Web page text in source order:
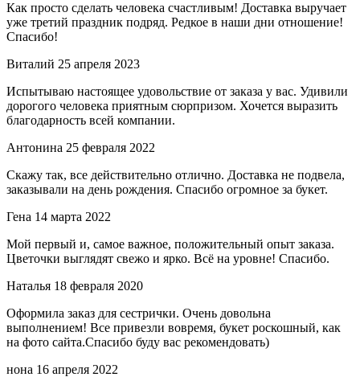
Как просто сделать человека счастливым! Доставка выручает
уже третий праздник подряд. Редкое в наши дни отношение!
Спасибо!
Виталий 25 апреля 2023
Испытываю настоящее удовольствие от заказа у вас. Удивили
дорогого человека приятным сюрпризом. Хочется выразить
благодарность всей компании.
Антонина 25 февраля 2022
Скажу так, все действительно отлично. Доставка не подвела,
заказывали на день рождения. Спасибо огромное за букет.
Гена 14 марта 2022
Мой первый и, самое важное, положительный опыт заказа.
Цветочки выглядят свежо и ярко. Всё на уровне! Спасибо.
Наталья 18 февраля 2020
Оформила заказ для сестрички. Очень довольна
выполнением! Все привезли вовремя, букет роскошный, как
на фото сайта.Спасибо буду вас рекомендовать)
нона 16 апреля 2022